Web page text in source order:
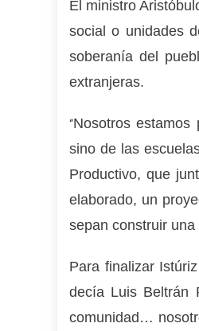
El ministro
social o unidades
soberanía del
extranjeras.
“Nosotros estamos
sino de las
Productivo, que
elaborado, un
sepan construir una
Para finalizar
decía Luis Beltrán
comunidad…